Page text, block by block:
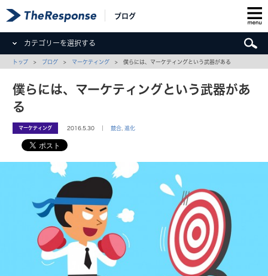
ブログ
カテゴリーを選択する
トップ > ブログ > マーケティング > 僕らには、マーケティングという武器がある
僕らには、マーケティングという武器があ
る
マーケティング 2016.5.30 ｜競合 ,進化